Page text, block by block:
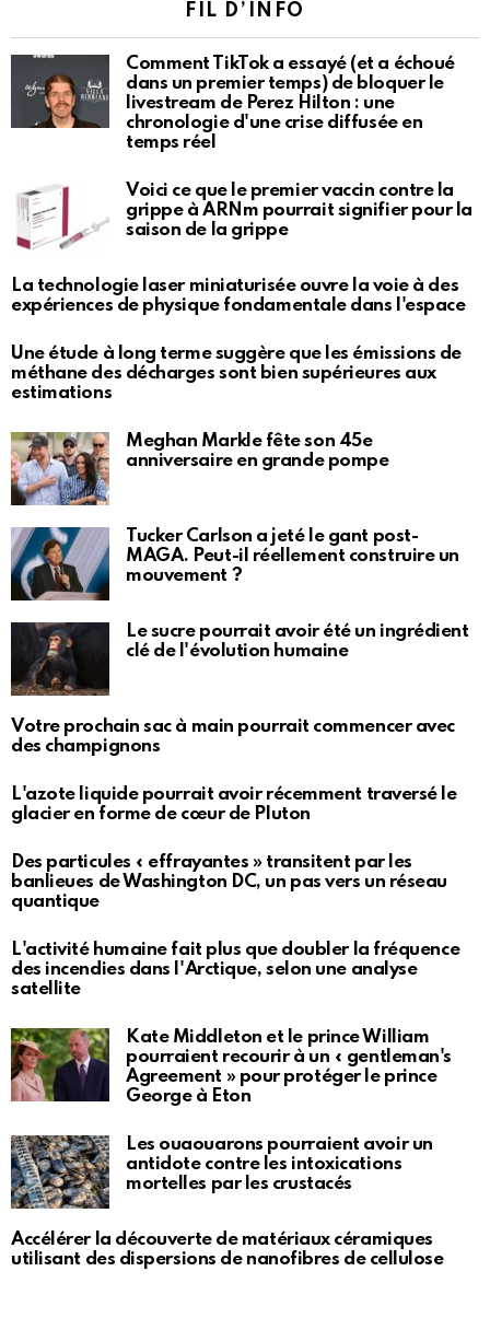
FIL D’INFO
Comment TikTok a essayé (et a échoué
dans un premier temps) de bloquer le
livestream de Perez Hilton : une
chronologie d'une crise diffusée en
temps réel
Voici ce que le premier vaccin contre la
grippe à ARNm pourrait signifier pour la
saison de la grippe
La technologie laser miniaturisée ouvre la voie à des
expériences de physique fondamentale dans l'espace
Une étude à long terme suggère que les émissions de
méthane des décharges sont bien supérieures aux
estimations
Meghan Markle fête son 45e
anniversaire en grande pompe
Tucker Carlson a jeté le gant post-
MAGA. Peut-il réellement construire un
mouvement ?
Le sucre pourrait avoir été un ingrédient
clé de l'évolution humaine
Votre prochain sac à main pourrait commencer avec
des champignons
L'azote liquide pourrait avoir récemment traversé le
glacier en forme de cœur de Pluton
Des particules « effrayantes » transitent par les
banlieues de Washington DC, un pas vers un réseau
quantique
L'activité humaine fait plus que doubler la fréquence
des incendies dans l'Arctique, selon une analyse
satellite
Kate Middleton et le prince William
pourraient recourir à un « gentleman's
Agreement » pour protéger le prince
George à Eton
Les ouaouarons pourraient avoir un
antidote contre les intoxications
mortelles par les crustacés
Accélérer la découverte de matériaux céramiques
utilisant des dispersions de nanofibres de cellulose